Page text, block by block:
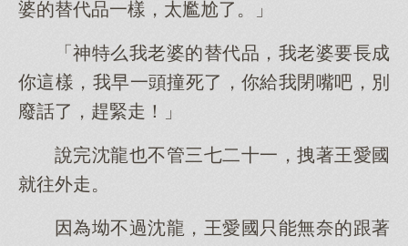
婆的替代品一樣，太尷尬了。」
「神特么我老婆的替代品，我老婆要長成
你這樣，我早一頭撞死了，你給我閉嘴吧，別
廢話了，趕緊走！」
說完沈龍也不管三七二十一，拽著王愛國
就往外走。
因為坳不過沈龍，王愛國只能無奈的跟著